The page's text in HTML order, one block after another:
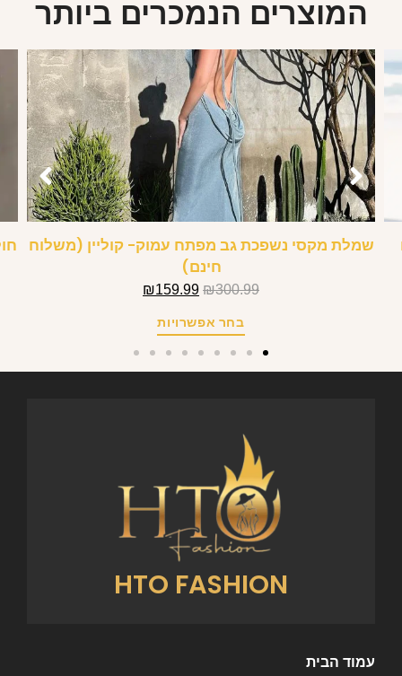
המוצרים הנמכרים ביותר
שמלת מקסי נשפכת גב מפתח עמוק- קוליין (משלוח
חינם)
₪300.99
₪159.99
בחר אפשרויות
HTO FASHION
עמוד הבית